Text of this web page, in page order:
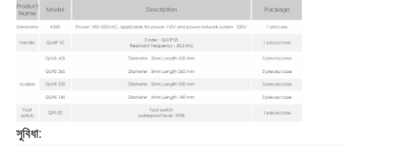
সুবিধা: